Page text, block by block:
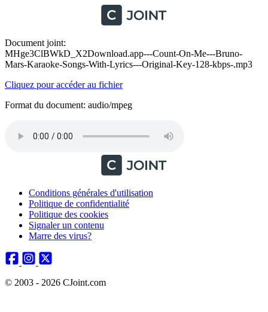
Document joint:
MHge3ClBWkD_X2Download.app---Count-On-Me---Bruno-
Mars-Karaoke-Songs-With-Lyrics---Original-Key-128-kbps-.mp3
Cliquez pour accéder au fichier
Format du document: audio/mpeg
Conditions générales d'utilisation
Politique de confidentialité
Politique des cookies
Signaler un contenu
Marre des virus?
© 2003 - 2026 CJoint.com